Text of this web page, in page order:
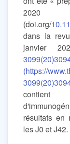
(doi.org/
dans la
janvier
(https://
contient
résultats en
les J0 et J42.